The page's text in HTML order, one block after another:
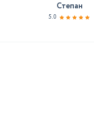
Степан
5.0